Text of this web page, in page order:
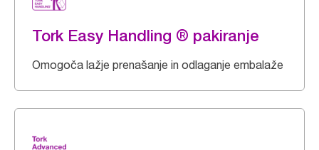
Tork Easy Handling ® pakiranje
Omogoča lažje prenašanje in odlaganje embalaže